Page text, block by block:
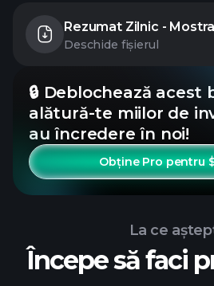
Rezumat Zilnic -
Deschide fișierul
🔒 Deblochează acest
alătură-te miilor de
au încredere în noi!
Obține Pro pentru
La ce
Începe să faci